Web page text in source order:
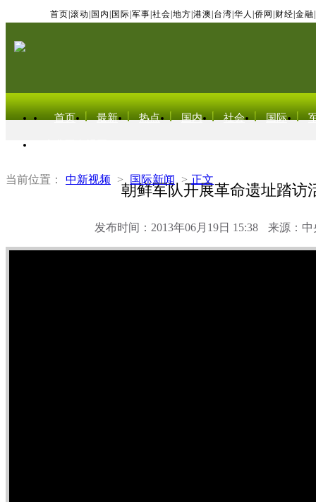
首页 滚动 国内 国际 军事 社会 地方 港澳 台湾 华人 侨网 财经 金融
首页 最新 热点 国内 社会 国际
当前位置： 中新视频 > 国际新闻 > 正文
朝鲜军队开展革命遗址踏访
发布时间：2013年06月19日 15:38 来源：中